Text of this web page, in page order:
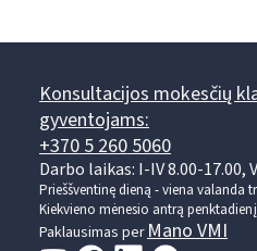
Konsultacijos mokesčių
gyventojams:
+370 5 260 5060
Darbo laikas: I-IV 8.00-17.00,
Prieššventinę dieną - viena valanda
Kiekvieno mėnesio antrą penktadienį
Paklausimas per Mano VMI